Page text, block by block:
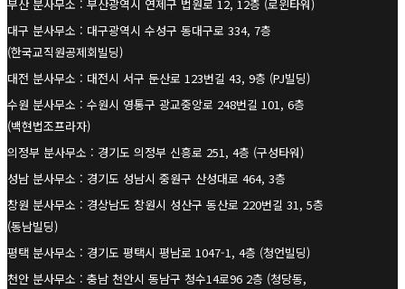
부산 분사무소 : 부산광역시 연제구 법원로 12, 12층 (로윈타워)
대구 분사무소 : 대구광역시 수성구 동대구로 334, 7층
(한국교직원공제회빌딩)
대전 분사무소 : 대전시 서구 둔산로 123번길 43, 9층 (PJ빌딩)
수원 분사무소 : 수원시 영통구 광교중앙로 248번길 101, 6층
(백현법조프라자)
의정부 분사무소 : 경기도 의정부 신흥로 251, 4층 (구성타워)
성남 분사무소 : 경기도 성남시 중원구 산성대로 464, 3층
창원 분사무소 : 경상남도 창원시 성산구 동산로 220번길 31, 5층
(동남빌딩)
평택 분사무소 : 경기도 평택시 평남로 1047-1, 4층 (청언빌딩)
천안 분사무소 : 충남 천안시 동남구 청수14로96 2층 (청당동,